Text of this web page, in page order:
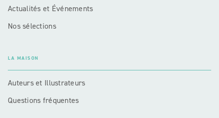
Actualités et Événements
Nos sélections
LA MAISON
Auteurs et Illustrateurs
Questions fréquentes